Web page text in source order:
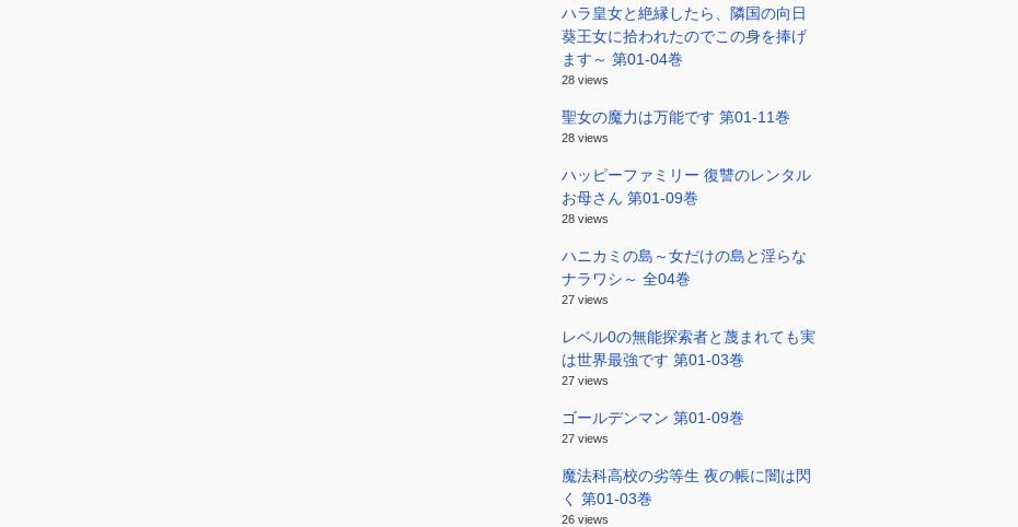
ハラ皇女と絶縁したら、隣国の向日
葵王女に拾われたのでこの身を捧げ
ます～ 第01-04巻
28 views
聖女の魔力は万能です 第01-11巻
28 views
ハッピーファミリー 復讐のレンタル
お母さん 第01-09巻
28 views
ハニカミの島～女だけの島と淫らな
ナラワシ～ 全04巻
27 views
レベル0の無能探索者と蔑まれても実
は世界最強です 第01-03巻
27 views
ゴールデンマン 第01-09巻
27 views
魔法科高校の劣等生 夜の帳に闇は閃
く 第01-03巻
26 views